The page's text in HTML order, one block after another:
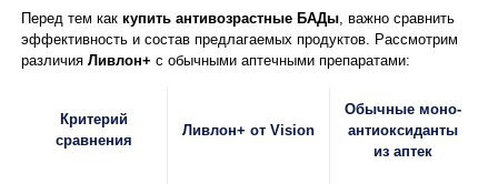
Перед тем каккупить антивозрастные БАДы , важно сравнить
эффективность и состав предлагаемых продуктов. Рассмотрим
различияЛивлон+ с обычными аптечными препаратами:
Критерий
сравнения
Ливлон+ от Vision
Обычные моно-
антиоксиданты
из аптек